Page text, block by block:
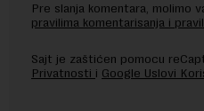
Pre slanja komentara, molimo
pravilima komentarisanja i
Sajt je zaštićen pomocu
Privatnosti i Google Uslovi